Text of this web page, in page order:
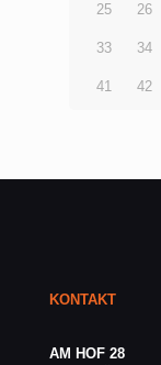
25 26
33 34
41 42
KONTAKT
AM HOF 28